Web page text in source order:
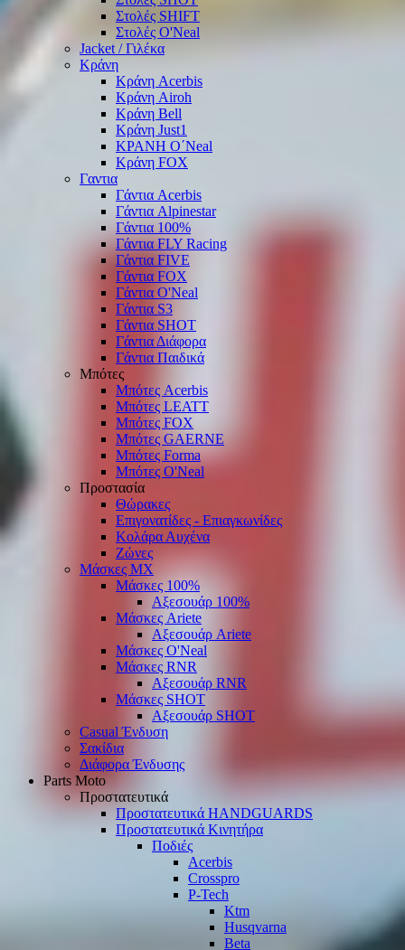
Στολές SHIFT
Στολές O'Neal
Jacket / Γιλέκα
Κράνη
Κράνη Acerbis
Κράνη Airoh
Κράνη Bell
Κράνη Just1
ΚΡΑΝΗ O΄Νeal
Κράνη FOX
Γαντια
Γάντια Acerbis
Γάντια Alpinestar
Γάντια 100%
Γάντια FLY Racing
Γάντια FIVE
Γάντια FOX
Γάντια O'Νeal
Γάντια S3
Γάντια SHOT
Γάντια Διάφορα
Γάντια Παιδικά
Μπότες
Μπότες Acerbis
Μπότες LEATT
Μπότες FOX
Μπότες GAERNE
Μπότες Forma
Μπότες O'Neal
Προστασία
Θώρακες
Επιγονατίδες - Επιαγκωνίδες
Κολάρα Αυχένα
Ζώνες
Μάσκες ΜΧ
Μάσκες 100%
Αξεσουάρ 100%
Μάσκες Ariete
Αξεσουάρ Ariete
Μάσκες O'Neal
Μάσκες RNR
Αξεσουάρ RNR
Μάσκες SHOT
Αξεσουάρ SHOT
Casual Ένδυση
Σακίδια
Διάφορα Ένδυσης
Parts Moto
Προστατευτικά
Προστατευτικά HANDGUARDS
Προστατευτικά Κινητήρα
Ποδιές
Acerbis
Crosspro
P-Tech
Ktm
Husqvarna
Beta